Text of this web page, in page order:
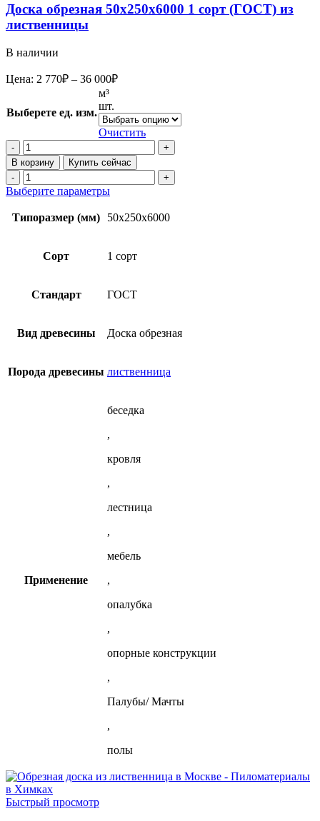
Доска обрезная 50х250х6000 1 сорт (ГОСТ) из
лиственницы
В наличии
Цена: 2 770₽ – 36 000₽Диапазон
770₽
–
36
000₽
Выберете ед. изм.
м³
шт.
Очистить
Количество
товара
Доска
обрезная
50х250х6000
сорт
лиственницы
В корзину Купить сейчас
Количество
товара
Доска
обрезная
50х250х6000
сорт
(ГОСТ)
лиственницы
Выберите параметрыЭтот
имеет
Опции
на
Типоразмер (мм) 50х250х6000
Сорт 1 сорт
Стандарт ГОСТ
Вид древесины Доска обрезная
Порода древесины лиственница
Применение
беседка
,
кровля
,
лестница
,
мебель
,
опалубка
,
опорные конструкции
,
Палубы/ Мачты
,
полы
Быстрый просмотр